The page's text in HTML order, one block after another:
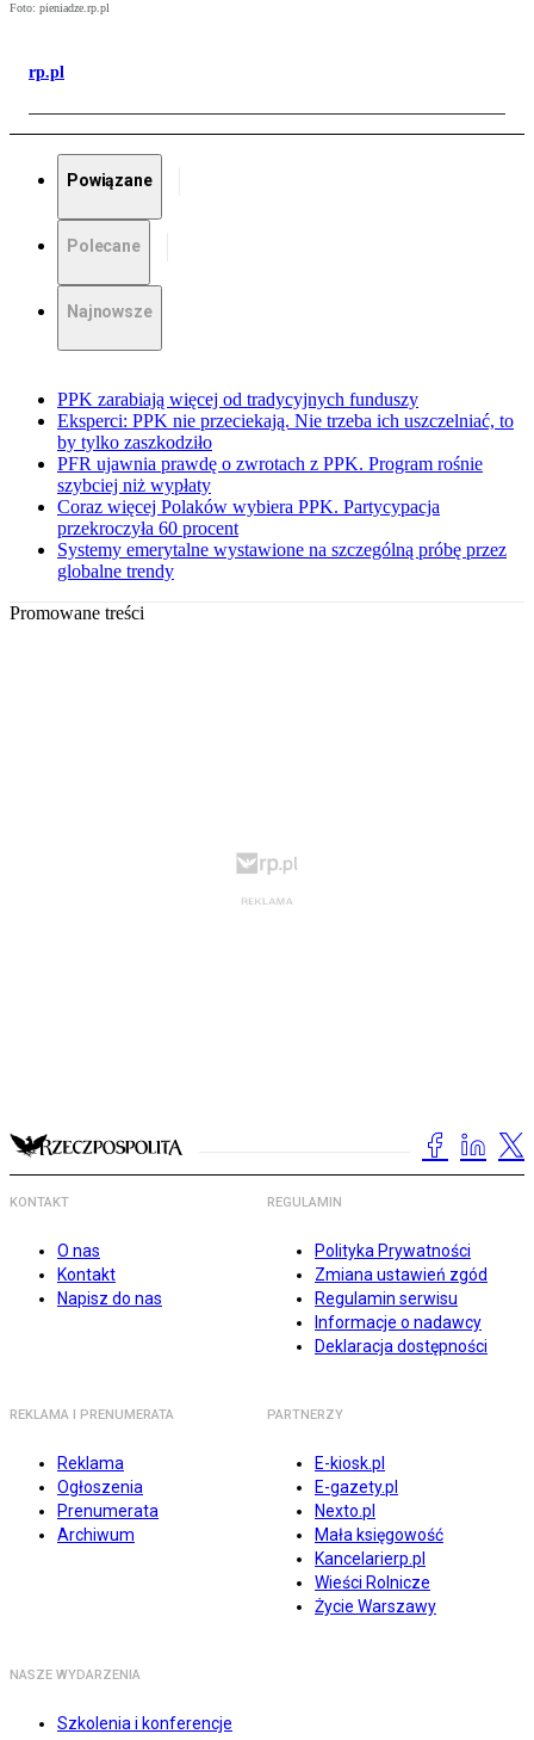
Foto: pieniadze.rp.pl
rp.pl
Powiązane
Polecane
Najnowsze
PPK zarabiają więcej od tradycyjnych funduszy
Eksperci: PPK nie przeciekają. Nie trzeba ich uszczelniać, to
by tylko zaszkodziło
PFR ujawnia prawdę o zwrotach z PPK. Program rośnie
szybciej niż wypłaty
Coraz więcej Polaków wybiera PPK. Partycypacja
przekroczyła 60 procent
Systemy emerytalne wystawione na szczególną próbę przez
globalne trendy
Promowane treści
KONTAKT
O nas
Kontakt
Napisz do nas
REGULAMIN
Polityka Prywatności
Zmiana ustawień zgód
Regulamin serwisu
Informacje o nadawcy
Deklaracja dostępności
REKLAMA I PRENUMERATA
Reklama
Ogłoszenia
Prenumerata
Archiwum
PARTNERZY
E-kiosk.pl
E-gazety.pl
Nexto.pl
Mała księgowość
Kancelarierp.pl
Wieści Rolnicze
Życie Warszawy
NASZE WYDARZENIA
Szkolenia i konferencje